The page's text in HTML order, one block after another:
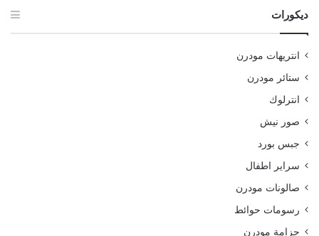
ديكورات
انتريهات مودرن
ستائر مودرن
انترلوك
صور نيش
جبس بورد
سراير اطفال
صالونات مودرن
رسومات حوائط
جزامة مودرن